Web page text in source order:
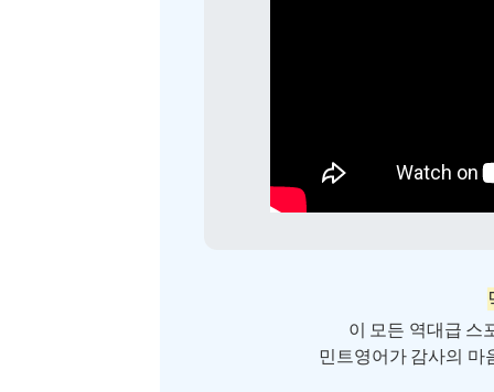
이 모든 역대급 스
민트영어가 감사의 마